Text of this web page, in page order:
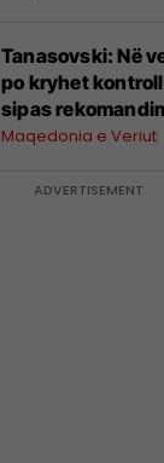
Tanasovski: Në
po kryhet
sipas
Maqedonia e Veriut